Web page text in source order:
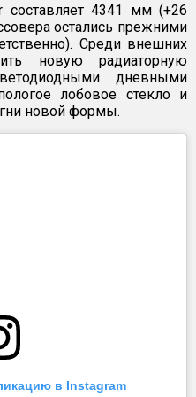
составляет 4341 мм (+26
остались прежними
Среди внешних
новую радиаторную
дневными
лобовое стекло и
новой формы.
в Instagram